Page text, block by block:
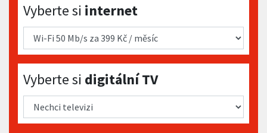
Vyberte si internet
Vyberte si internet
Vyberte si digitální TV
Vyberte si digitální TV